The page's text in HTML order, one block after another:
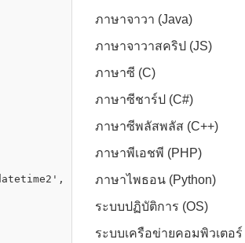
, 'datetimeoffset', 'decimal'
ภาษาจาวา (Java)
ภาษาจาวาสคริป (JS)
ภาษาซี (C)
ภาษาซีชาร์ป (C#)
ภาษาซีพลัสพลัส (C++)
ภาษาพีเอชพี (PHP)
ภาษาไพธอน (Python)
ระบบปฏิบัติการ (OS)
ระบบเครือข่ายคอมพิวเตอร์